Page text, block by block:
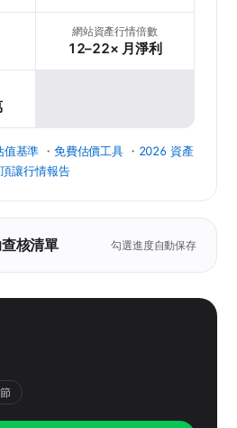
網站資產行情倍數
12–22× 月淨利
值基準 ・ 免費估價工具・ 2026 資產
頂讓行情報告
核清單 勾選進度自動保存